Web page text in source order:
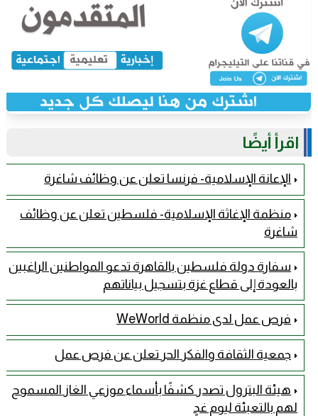
اقرأ أيضًا
الإعانة الإسلامية- فرنسا تعلن عن وظائف شاغرة
منظمة الإغاثة الإسلامية- فلسطين تعلن عن وظائف
شاغرة
سفارة دولة فلسطين بالقاهرة تدعو المواطنين الراغبين
بالعودة إلى قطاع غزة بتسجيل بياناتهم
فرص عمل لدى منظمة WeWorld
جمعية الثقافة والفكر الحر تعلن عن فرص عمل
هيئة البترول تصدر كشفًا بأسماء موزعي الغاز المسموح
لهم بالتعبئة ليوم غدٍ